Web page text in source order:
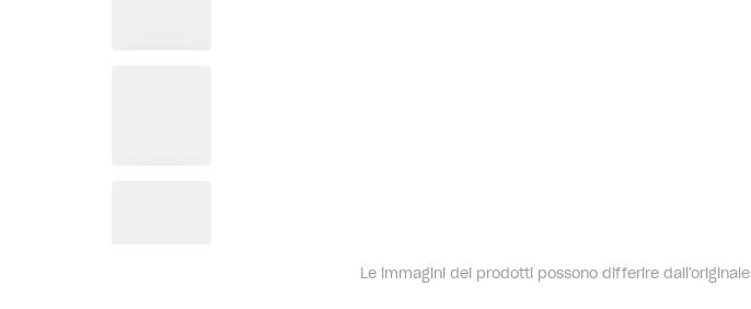
Le immagini dei prodotti possono differire dall'originale